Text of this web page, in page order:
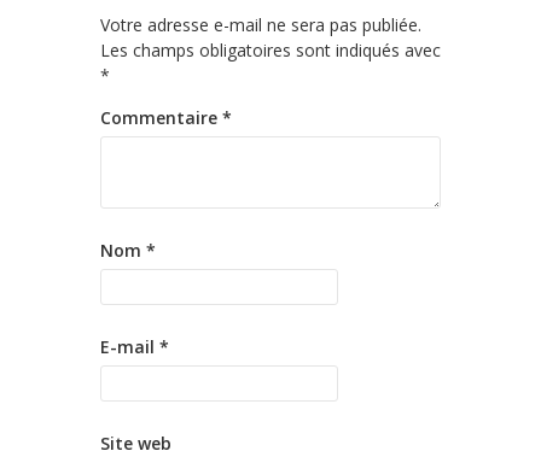
Votre adresse e-mail ne sera pas publiée.
Les champs obligatoires sont indiqués avec
*
Commentaire *
Nom *
E-mail *
Site web